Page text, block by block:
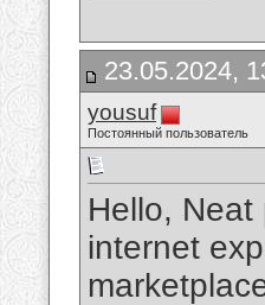
23.05.2024,
yousuf
Постоянный пользователь
Hello,
internet